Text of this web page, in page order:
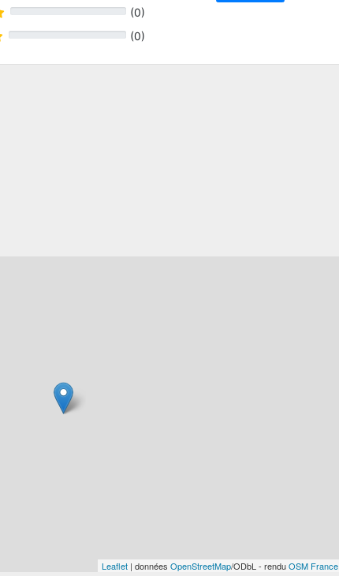
(0)
(0)
Leaflet | données OpenStreetMap/ODbL - renduOSM France